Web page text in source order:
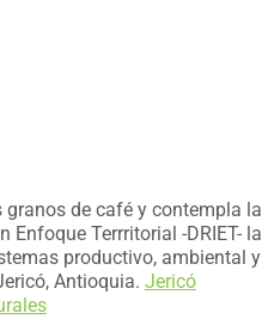
de café y contempla la
Terrritorial -DRIET- la
productivo, ambiental y
Antioquia. Jericó